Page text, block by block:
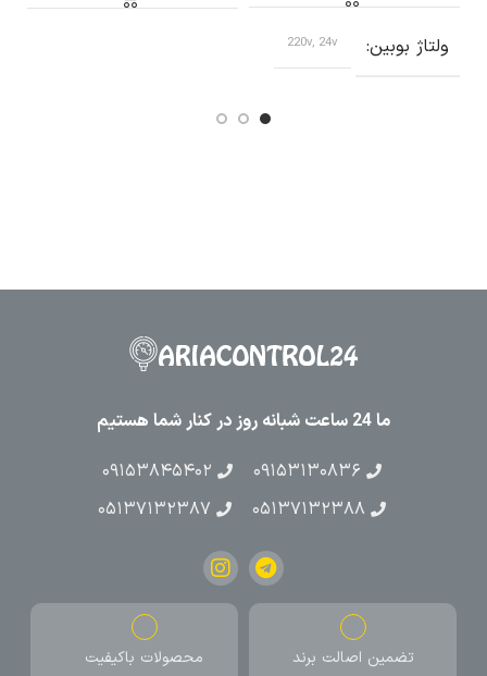
ولتاژ بوبین 220v, 24v
ما 24 ساعت شبانه روز در کنار شما هستیم
۰۹۱۵۳۱۳۰۸۳۶
۰۹۱۵۳۸۴۵۴۰۲
۰۵۱۳۷۱۳۲۳۸۸
۰۵۱۳۷۱۳۲۳۸۷
تضمین اصالت برند محصولات باکیفیت